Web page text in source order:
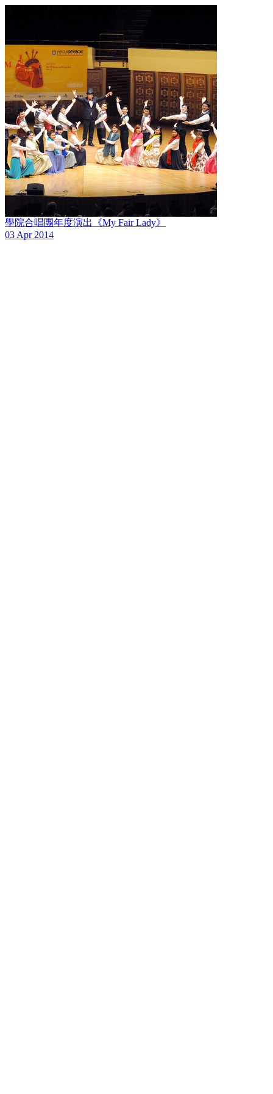
學院合唱團年度演出《My Fair Lady》
03 Apr 2014